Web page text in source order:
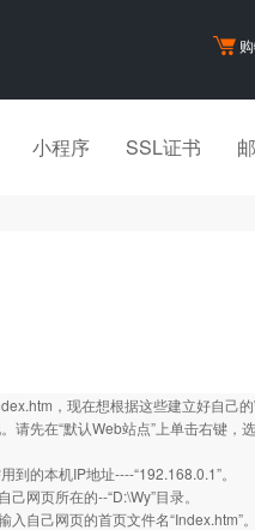
小程序 SSL证书
，现在想根据这些建立好自己的
先在“默认Web站点”上单击右键，
的本机IP地址----“192.168.0.1”。
网页所在的--“D:\Wy”目录。
自己网页的首页文件名“Index.htm”。